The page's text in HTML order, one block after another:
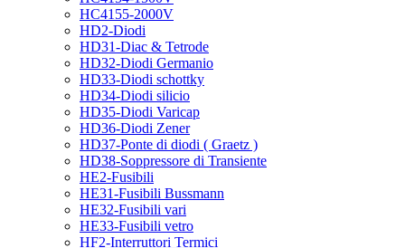
HC4155-2000V
HD2-Diodi
HD31-Diac & Tetrode
HD32-Diodi Germanio
HD33-Diodi schottky
HD34-Diodi silicio
HD35-Diodi Varicap
HD36-Diodi Zener
HD37-Ponte di diodi ( Graetz )
HD38-Soppressore di Transiente
HE2-Fusibili
HE31-Fusibili Bussmann
HE32-Fusibili vari
HE33-Fusibili vetro
HF2-Interruttori Termici